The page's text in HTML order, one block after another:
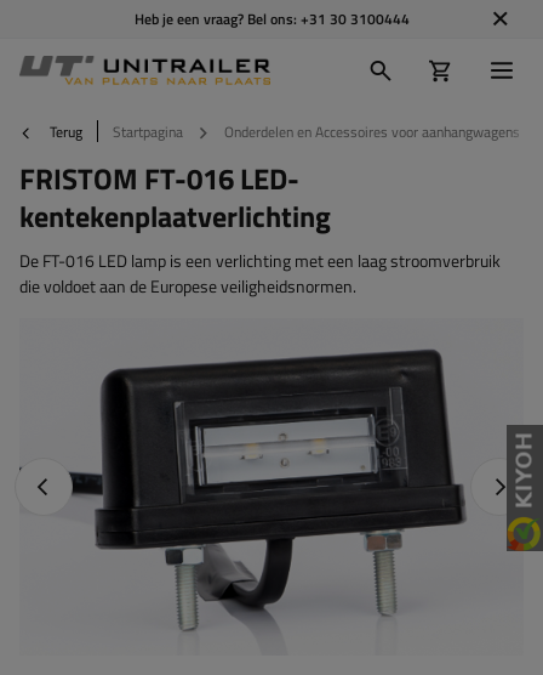
Heb je een vraag? Bel ons: +31 30 3100444
Terug Startpagina Onderdelen en Accessoires voor aanhangwagens
FRISTOM FT-016 LED-
kentekenplaatverlichting
De FT-016 LED lamp is een verlichting met een laag stroomverbruik
die voldoet aan de Europese veiligheidsnormen.
Vorige foto